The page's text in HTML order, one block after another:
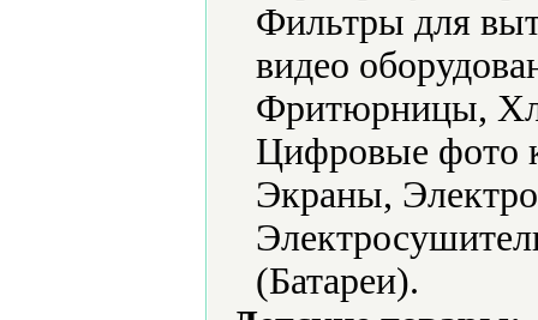
Фильтры для
видео
Фритюрницы,
Цифровые фото
Экраны,
(Батареи).